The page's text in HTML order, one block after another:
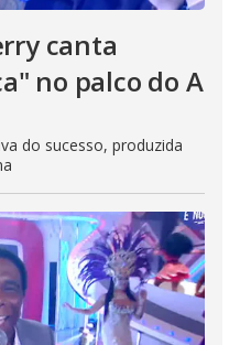
canta
no palco do A
do sucesso, produzida